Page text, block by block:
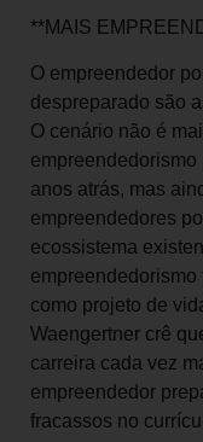
**MAIS
O empreendedor
despreparado são
O cenário não é
anos atrás, mas
empreendedores
ecossistema
empreendedorismo
como projeto de
Waengertner crê
carreira cada vez
empreendedor
fracassos no